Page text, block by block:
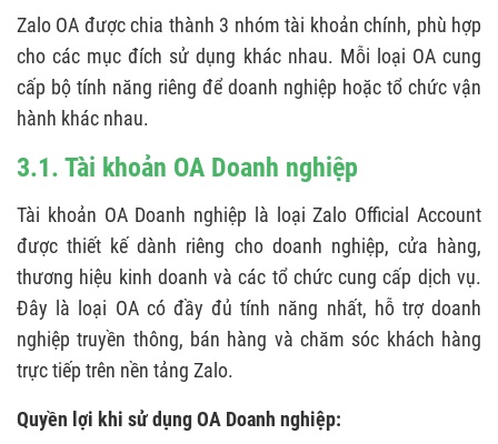
Zalo OA được chia thành 3 nhóm tài khoản chính, phù hợp
cho các mục đích sử dụng khác nhau. Mỗi loại OA cung
cấp bộ tính năng riêng để doanh nghiệp hoặc tổ chức vận
hành khác nhau.
3.1. Tài khoản OA Doanh nghiệp
Tài khoản OA Doanh nghiệp là loại Zalo Official Account
được thiết kế dành riêng cho doanh nghiệp, cửa hàng,
thương hiệu kinh doanh và các tổ chức cung cấp dịch vụ.
Đây là loại OA có đầy đủ tính năng nhất, hỗ trợ doanh
nghiệp truyền thông, bán hàng và chăm sóc khách hàng
trực tiếp trên nền tảng Zalo.
Quyền lợi khi sử dụng OA Doanh nghiệp: